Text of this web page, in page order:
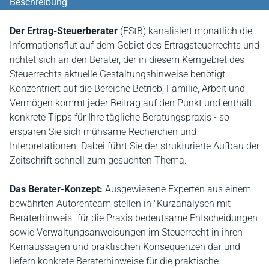
Der Ertrag-Steuerberater (EStB) kanalisiert monatlich die
Informationsflut auf dem Gebiet des Ertragsteuerrechts und
richtet sich an den Berater, der in diesem Kerngebiet des
Steuerrechts aktuelle Gestaltungshinweise benötigt.
Konzentriert auf die Bereiche Betrieb, Familie, Arbeit und
Vermögen kommt jeder Beitrag auf den Punkt und enthält
konkrete Tipps für Ihre tägliche Beratungspraxis - so
ersparen Sie sich mühsame Recherchen und
Interpretationen. Dabei führt Sie der strukturierte Aufbau der
Zeitschrift schnell zum gesuchten Thema.
Das Berater-Konzept: Ausgewiesene Experten aus einem
bewährten Autorenteam stellen in "Kurzanalysen mit
Beraterhinweis" für die Praxis bedeutsame Entscheidungen
sowie Verwaltungsanweisungen im Steuerrecht in ihren
Kernaussagen und praktischen Konsequenzen dar und
liefern konkrete Beraterhinweise für die praktische